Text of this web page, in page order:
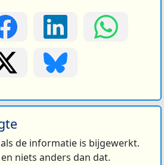
de informatie is bijgewerkt.
niets anders dan dat.